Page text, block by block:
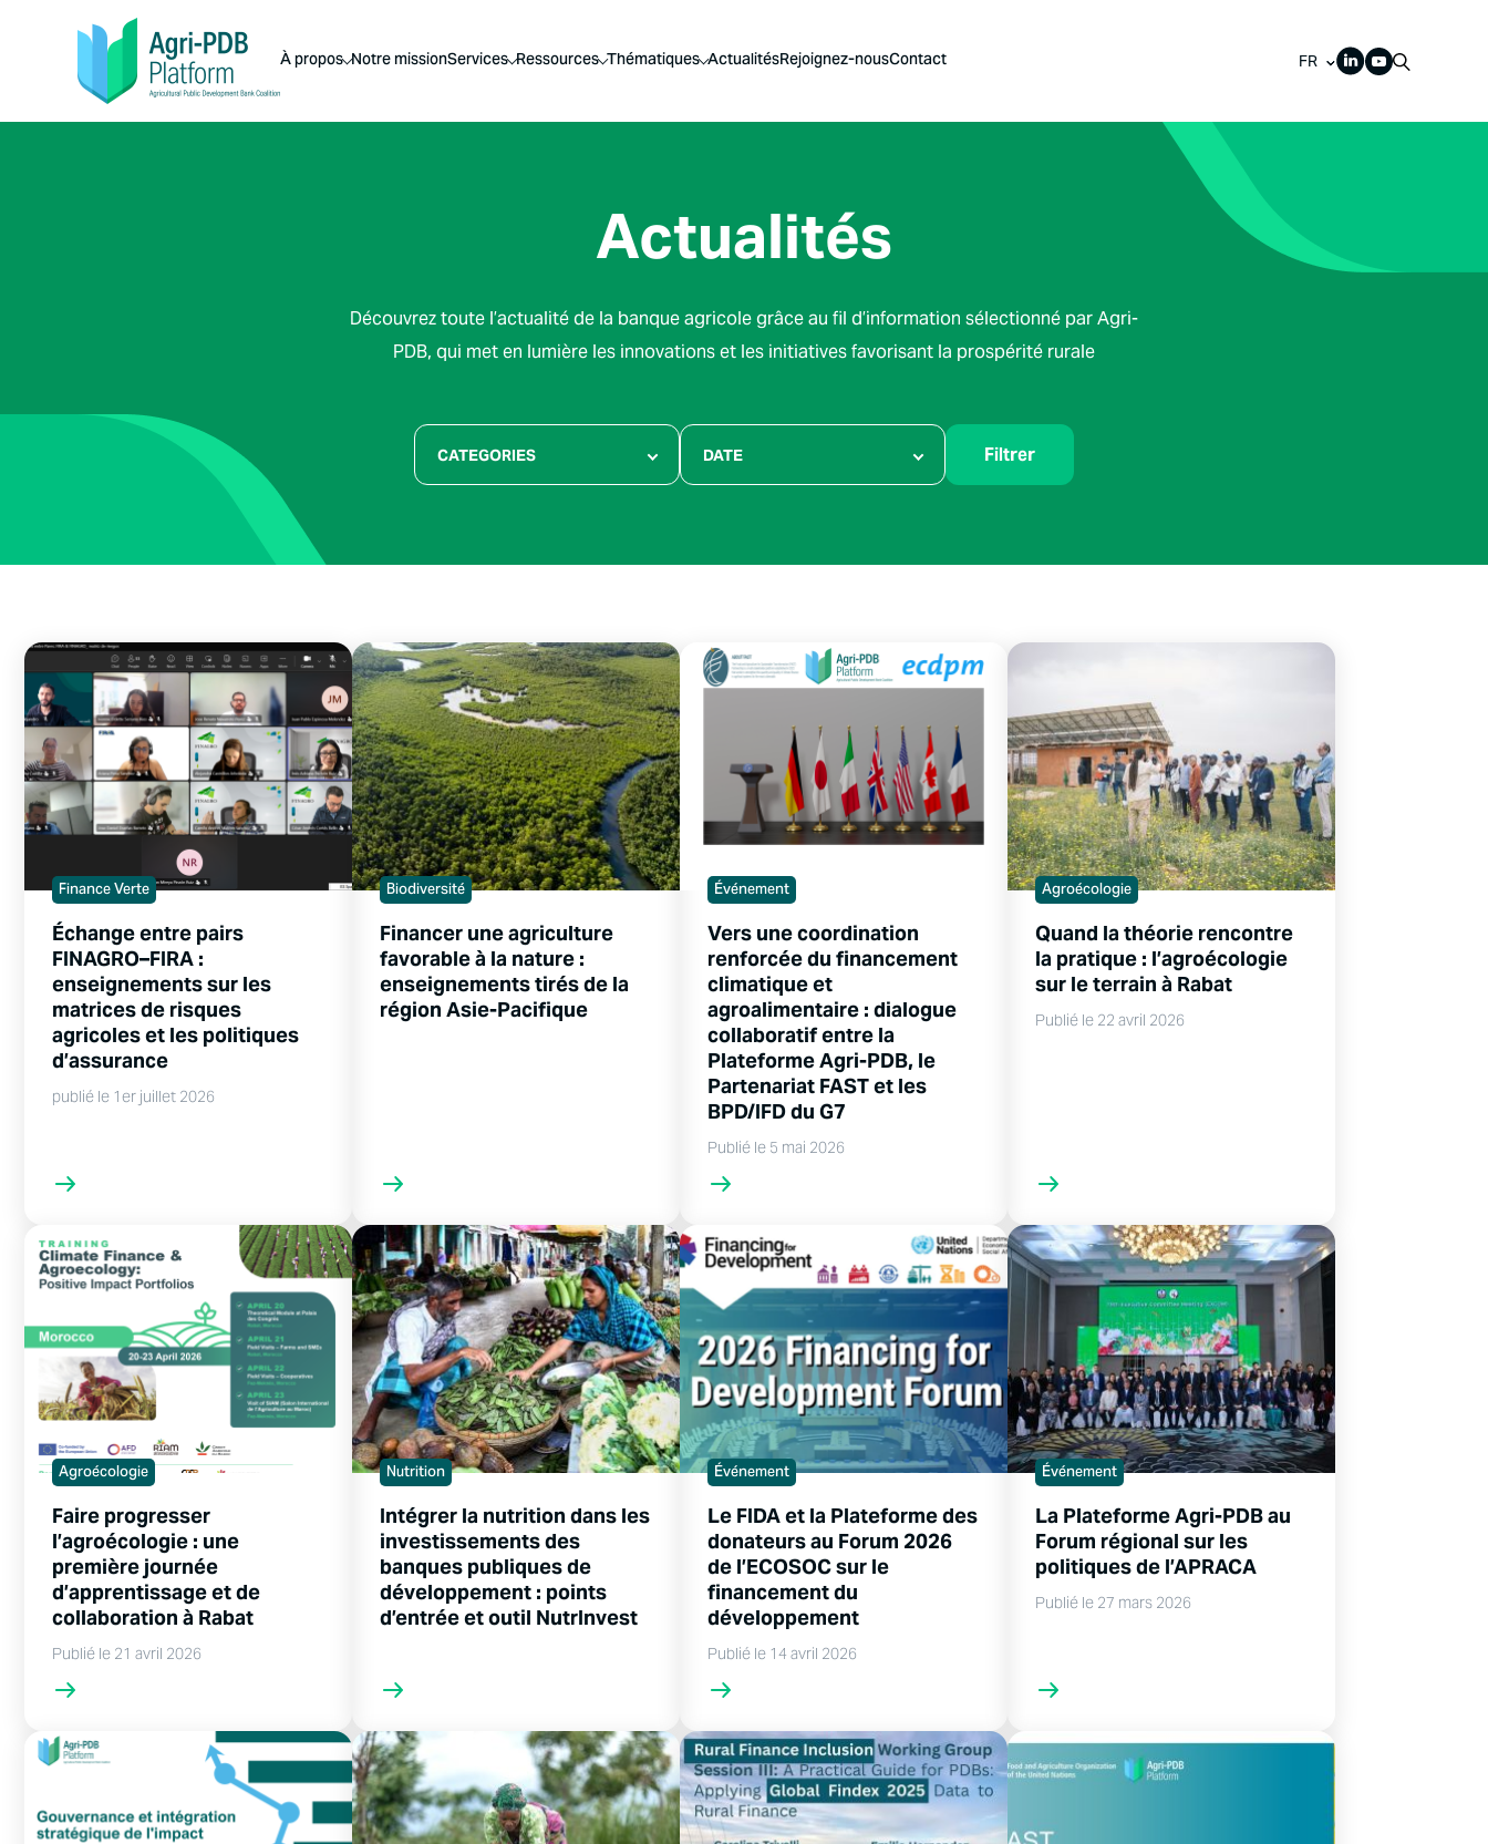
À propos Notre missionServices Ressources Thématiques ActualitésRejoignez-nousContact FR
Actualités
Découvrez toute l’actualité de la banque agricole grâce au fil d’information sélectionné par Agri-
PDB, qui met en lumière les innovations et les initiatives favorisant la prospérité rurale
CATEGORIES DATE Filtrer
Finance Verte
Échange entre pairs
FINAGRO–FIRA :
enseignements sur les
matrices de risques
agricoles et les politiques
d’assurance
publié le 1er juillet 2026
Biodiversité
Financer une agriculture
favorable à la nature :
enseignements tirés de la
région Asie-Pacifique
Événement
Vers une coordination
renforcée du financement
climatique et
agroalimentaire : dialogue
collaboratif entre la
Plateforme Agri-PDB, le
Partenariat FAST et les
BPD/IFD du G7
Publié le 5 mai 2026
Agroécologie
Quand la théorie rencontre
la pratique : l’agroécologie
sur le terrain à Rabat
Publié le 22 avril 2026
Agroécologie
Faire progresser
l’agroécologie : une
première journée
d’apprentissage et de
collaboration à Rabat
Publié le 21 avril 2026
Nutrition
Intégrer la nutrition dans les
investissements des
banques publiques de
développement : points
d’entrée et outil NutrInvest
Événement
Le FIDA et la Plateforme des
donateurs au Forum 2026
de l’ECOSOC sur le
financement du
développement
Publié le 14 avril 2026
Événement
La Plateforme Agri-PDB au
Forum régional sur les
politiques de l’APRACA
Publié le 27 mars 2026